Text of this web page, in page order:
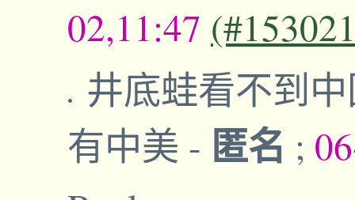
02,11:47
井底蛙看不到
有中美 - 匿名 ;